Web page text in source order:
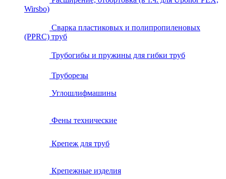
Wirsbo)
Сварка пластиковых и полипропиленовых
(PPRC) труб
Трубогибы и пружины для гибки труб
Труборезы
Углошлифмашины
Фены технические
Крепеж для труб
Крепежные изделия